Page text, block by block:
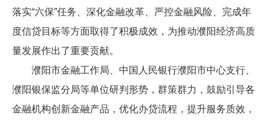
落实“六保”任务、深化金融改革、严控金融风险、完成年
度信贷目标等方面取得了积极成效，为推动濮阳经济高质
量发展作出了重要贡献。
濮阳市金融工作局、中国人民银行濮阳市中心支行、
濮阳银保监分局等单位研判形势，群策群力，鼓励引导各
金融机构创新金融产品，优化办贷流程，提升服务质效，